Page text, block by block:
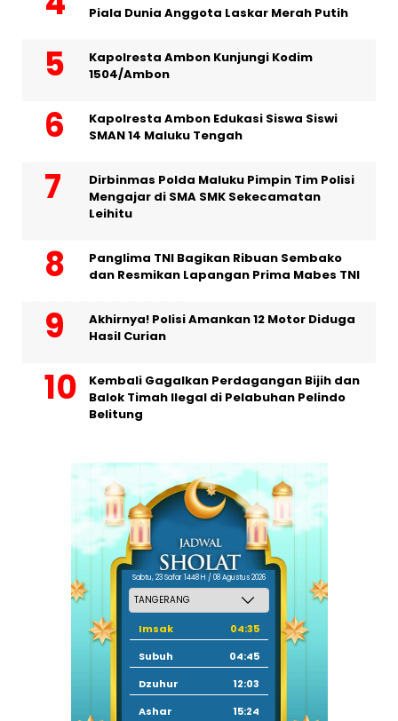
Piala Dunia Anggota Laskar Merah Putih
Kapolresta Ambon Kunjungi Kodim
1504/Ambon
Kapolresta Ambon Edukasi Siswa Siswi
SMAN 14 Maluku Tengah
Dirbinmas Polda Maluku Pimpin Tim Polisi
Mengajar di SMA SMK Sekecamatan
Leihitu
Panglima TNI Bagikan Ribuan Sembako
dan Resmikan Lapangan Prima Mabes TNI
Akhirnya! Polisi Amankan 12 Motor Diduga
Hasil Curian
Kembali Gagalkan Perdagangan Bijih dan
Balok Timah Ilegal di Pelabuhan Pelindo
Belitung
Sabtu, 23 Safar 1448 H / 08 Agustus 2026
Imsak
04:35
Subuh
04:45
Dzuhur
12:03
Ashar
15:24